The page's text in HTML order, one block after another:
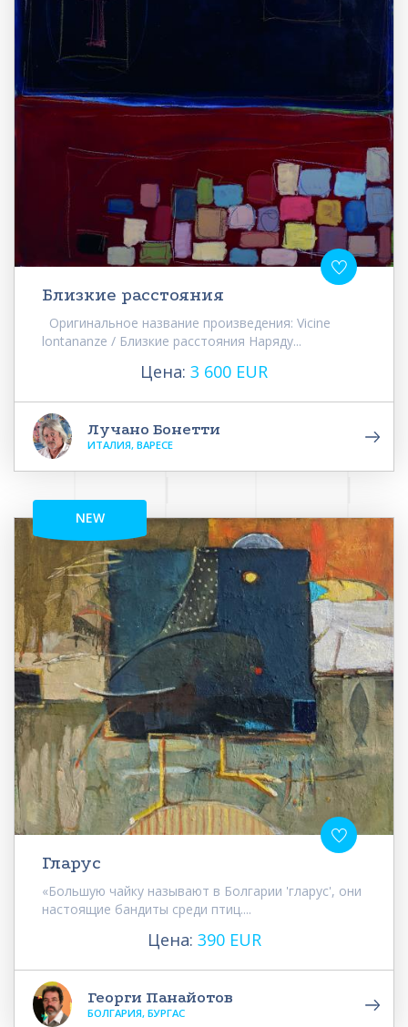
Близкие расстояния
Оригинальное название произведения: Vicine
lontananze / Близкие расстояния Наряду...
Цена: 3 600 EUR
Лучано Бонетти
ИТАЛИЯ, ВАРЕСЕ
NEW
Гларус
«Большую чайку называют в Болгарии 'гларус', они
настоящие бандиты среди птиц....
Цена: 390 EUR
Георги Панайотов
БОЛГАРИЯ, БУРГАС